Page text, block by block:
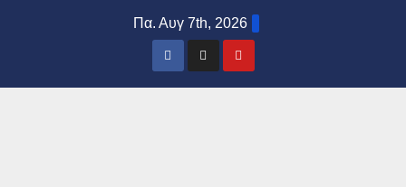
Πα. Αυγ 7th, 2026